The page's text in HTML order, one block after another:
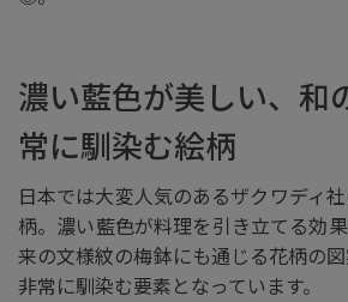
濃い藍色が美しい、和
常に馴染む絵柄
日本では大変人気のあるザクワディ
柄。濃い藍色が料理を引き立てる効
来の文様紋の梅鉢にも通じる花柄の
非常に馴染む要素となっています。